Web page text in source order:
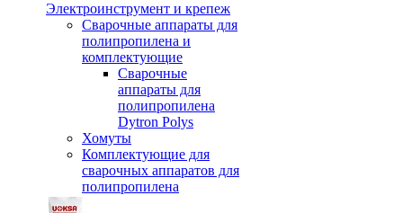
Электроинструмент и крепеж
Сварочные аппараты для
полипропилена и
комплектующие
Сварочные
аппараты для
полипропилена
Dytron Polys
Хомуты
Комплектующие для
сварочных аппаратов для
полипропилена